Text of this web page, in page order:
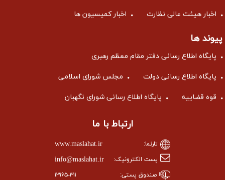
اخبار هیئت عالی نظارت اخبار کمیسیون ها
پیوند ها
پایگاه اطلاع رسانی دفتر مقام معظم رهبری
پایگاه اطلاع رسانی دولت مجلس شورای اسلامی
قوه قضاییه پایگاه اطلاع رسانی شورای نگهبان
ارتباط با ما
تارنما: www.maslahat.ir
پست الکترونیک: info@maslahat.ir
صندوق پستی: ۱۳۱۶۵-۳۱۱